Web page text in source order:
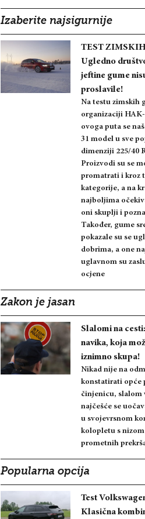
Izaberite najsigurnije
TEST
Ugledno
jeftine gume
proslavile!
Na testu zimskih
organizaciji
ovoga puta se
31 model u sve
dimenziji 225/40
Proizvodi su se
promatrati i kroz
kategorije, a na
najboljima
oni skuplji i
Također, gume
pokazale su se
dobrima, a one
uglavnom su
ocjene
Zakon je jasan
Slalomi na
navika, koja
iznimno skupa!
Nikad nije na
konstatirati opće
činjenicu, slalom
najčešće se
u svojevrsnom
kolopletu s
prometnih
Popularna opcija
Test
Klasična